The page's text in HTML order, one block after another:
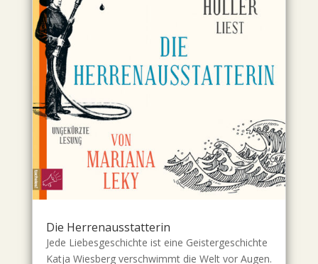
Die Herrenausstatterin
Jede Liebesgeschichte ist eine Geistergeschichte
Katja Wiesberg verschwimmt die Welt vor Augen.